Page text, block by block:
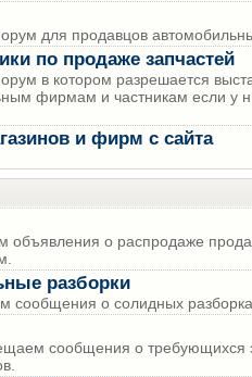
для продавцов
по продаже запчастей
в котором разрешается
фирмам и частникам если у
и фирм с сайта
объявления о распродаже
разборки
сообщения о солидных
сообщения о требующихся